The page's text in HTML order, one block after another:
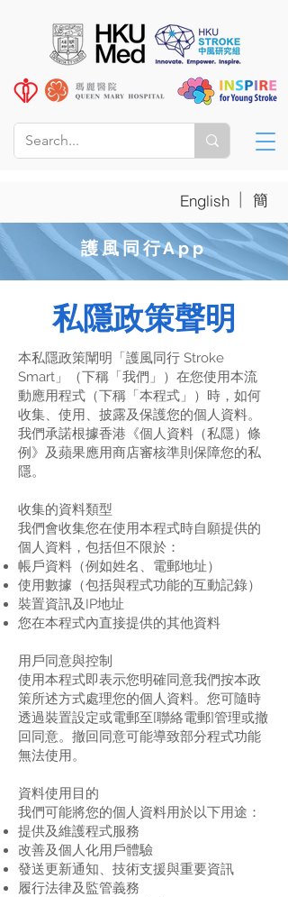
English | 簡
護風同行App
私隱政策聲明
本私隱政策闡明「護風同行 Stroke
Smart」（下稱「我們」）在您使用本流
動應用程式（下稱「本程式」）時，如何
收集、使用、披露及保護您的個人資料。
我們承諾根據香港《個人資料（私隱）條
例》及蘋果應用商店審核準則保障您的私
隱。
收集的資料類型
我們會收集您在使用本程式時自願提供的
個人資料，包括但不限於：
帳戶資料（例如姓名、電郵地址）
使用數據（包括與程式功能的互動記錄）
裝置資訊及IP地址
您在本程式內直接提供的其他資料
用戶同意與控制
使用本程式即表示您明確同意我們按本政
策所述方式處理您的個人資料。您可隨時
透過裝置設定或電郵至[聯絡電郵]管理或撤
回同意。撤回同意可能導致部分程式功能
無法使用。
資料使用目的
我們可能將您的個人資料用於以下用途：
提供及維護程式服務
改善及個人化用戶體驗
發送更新通知、技術支援與重要資訊
履行法律及監管義務